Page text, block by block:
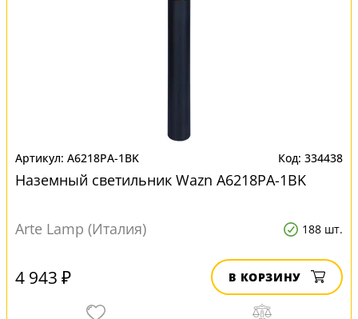
A6218PA-1BK 334438
Наземный светильник Wazn A6218PA-1BK
Arte Lamp (Италия) 188 шт.
4 943 ₽ В КОРЗИНУ